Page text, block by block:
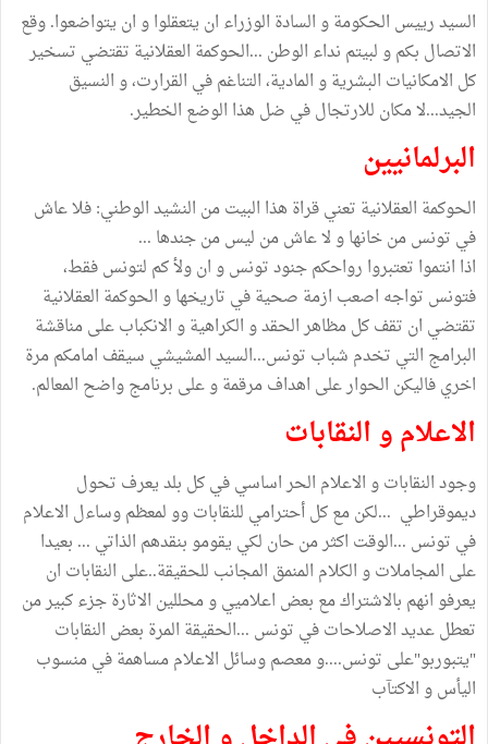
السيد رييس الحكومة و السادة الوزراء ان يتعقلوا و ان يتواضعوا. وقع
الاتصال بكم و لبيتم نداء الوطن ...الحوكمة العقلانية تقتضي تسخير
كل الامكانيات البشرية و المادية، التناغم في القرارت، و النسيق
الجيد...لا مكان للارتجال في ضل هذا الوضع الخطير.
البرلمانيين
الحوكمة العقلانية تعني قراة هذا البيت من النشيد الوطني: فلا عاش
في تونس من خانها و لا عاش من ليس من جندها ...
اذا انتموا تعتبروا رواحكم جنود تونس و ان ولأ كم لتونس فقط،
فتونس تواجه اصعب ازمة صحية في تاريخها و الحوكمة العقلانية
تقتضي ان تقف كل مظاهر الحقد و الكراهية و الانكباب على مناقشة
البرامج التي تخدم شباب تونس...السيد المشيشي سيقف امامكم مرة
اخري فاليكن الحوار على اهداف مرقمة و على برنامج واضح المعالم.
الاعلام و النقابات
وجود النقابات و الاعلام الحر اساسي في كل بلد يعرف تحول
ديموقراطي ...لكن مع كل أحترامي للنقابات وو لمعظم وساءل الاعلام
في تونس ...الوقت اكثر من حان لكي يقومو بنقدهم الذاتي ... بعيدا
على المجاملات و الكلام المنمق المجانب للحقيقة..على النقابات ان
يعرفو انهم بالاشتراك مع بعض اعلاميي و محللين الاثارة جزء كبير من
تعطل عديد الاصلاحات في تونس ...الحقيقة المرة بعض النقابات
"يتبوربو"على تونس....و معصم وسائل الاعلام مساهمة في منسوب
اليأس و الاكتآب